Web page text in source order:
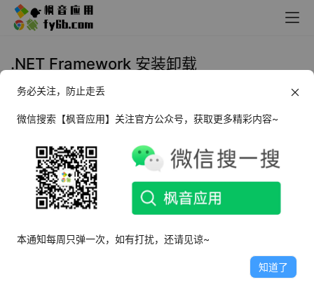
.NET Framework 安装卸载
Windows .NET Framework 安装卸
载工具_v3.43.1 绿色便携版
2024年2月7日
务必关注，防止走丢
微信搜索【枫音应用】关注官方公众号，获取更多精彩内容~
本通知每周只弹一次，如有打扰，还请见谅~
知道了